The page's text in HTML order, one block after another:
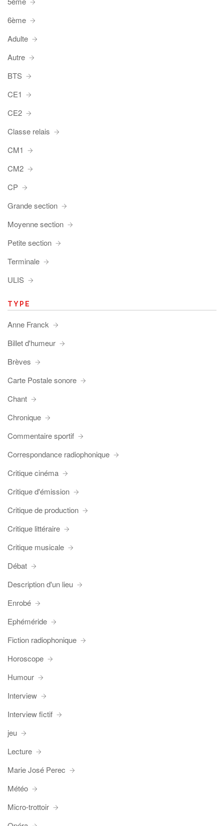
6ème
Adulte
Autre
BTS
CE1
CE2
Classe relais
CM1
CM2
CP
Grande section
Moyenne section
Petite section
Terminale
ULIS
TYPE
Anne Franck
Billet d'humeur
Brèves
Carte Postale sonore
Chant
Chronique
Commentaire sportif
Correspondance radiophonique
Critique cinéma
Critique d'émission
Critique de production
Critique littéraire
Critique musicale
Débat
Description d'un lieu
Enrobé
Ephéméride
Fiction radiophonique
Horoscope
Humour
Interview
Interview fictif
jeu
Lecture
Marie José Perec
Météo
Micro-trottoir